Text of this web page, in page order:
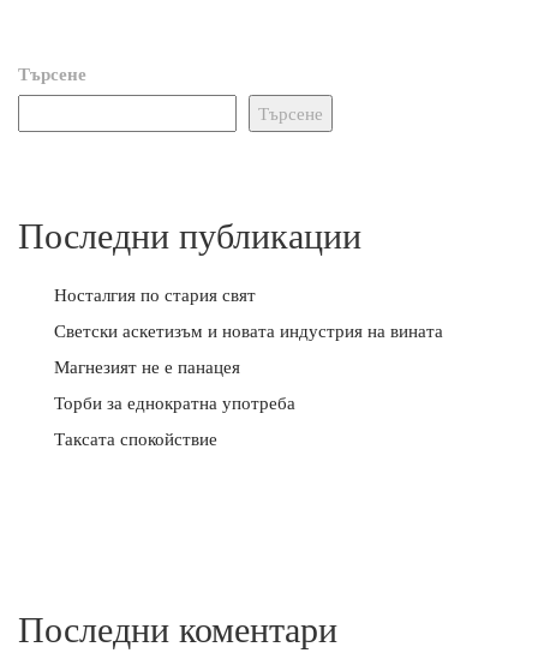
Търсене
Търсене
Последни публикации
Носталгия по стария свят
Светски аскетизъм и новата индустрия на вината
Магнезият не е панацея
Торби за еднократна употреба
Таксата спокойствие
Последни коментари